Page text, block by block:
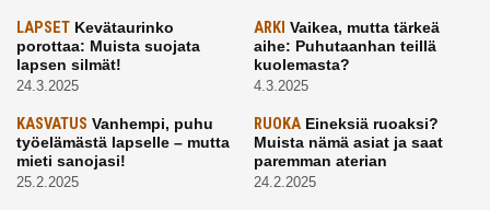
LAPSET Kevätaurinko
porottaa: Muista suojata
lapsen silmät!
24.3.2025
ARKI Vaikea, mutta tärkeä
aihe: Puhutaanhan teillä
kuolemasta?
4.3.2025
KASVATUS Vanhempi, puhu
työelämästä lapselle – mutta
mieti sanojasi!
25.2.2025
RUOKAEineksiä ruoaksi?
Muista nämä asiat ja saat
paremman aterian
24.2.2025